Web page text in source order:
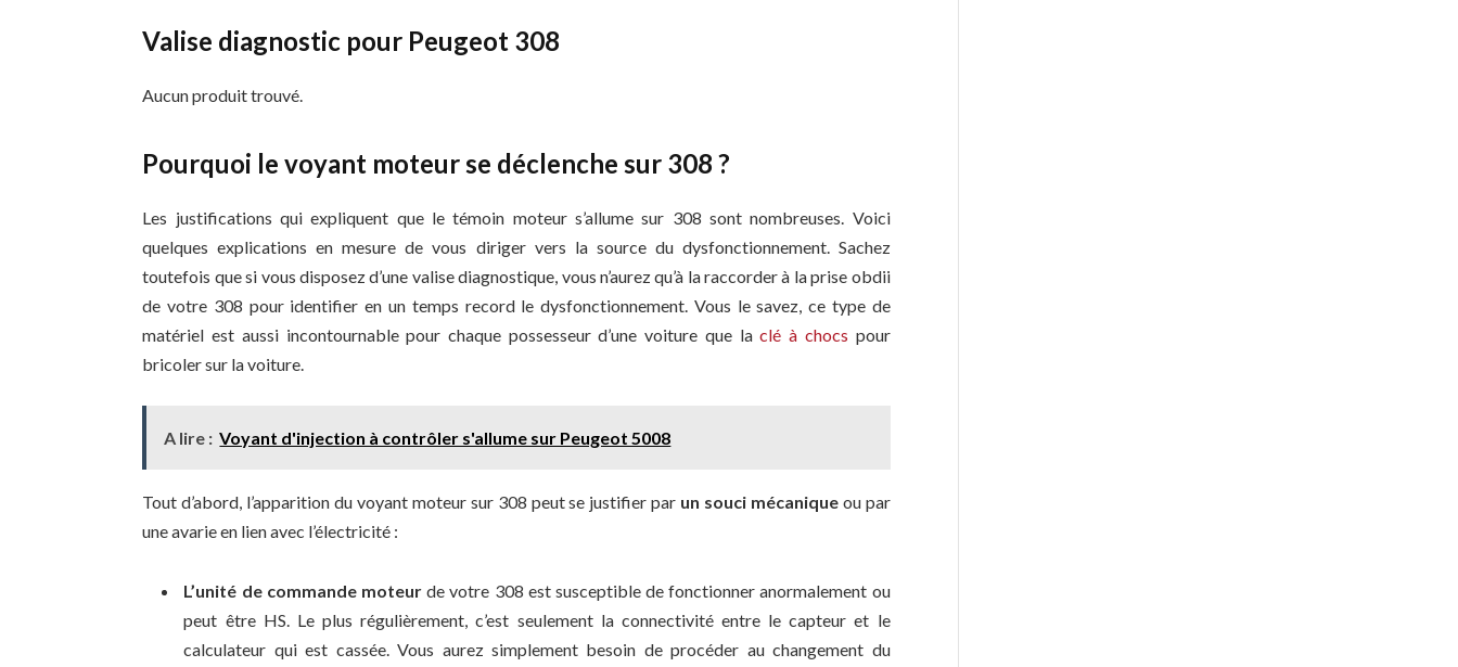
Valise diagnostic pour Peugeot 308
Aucun produit trouvé.
Pourquoi le voyant moteur se déclenche sur 308 ?
Les justifications qui expliquent que le témoin moteur s’allume sur 308 sont nombreuses. Voici
quelques explications en mesure de vous diriger vers la source du dysfonctionnement. Sachez
toutefois que si vous disposez d’une valise diagnostique, vous n’aurez qu’à la raccorder à la prise obdii
de votre 308 pour identifier en un temps record le dysfonctionnement. Vous le savez, ce type de
matériel est aussi incontournable pour chaque possesseur d’une voiture que laclé à chocs pour
bricoler sur la voiture.
A lire : Voyant d'injection à contrôler s'allume sur Peugeot 5008
Tout d’abord, l’apparition du voyant moteur sur 308 peut se justifier par un souci mécaniqueou par
une avarie en lien avec l’électricité :
L’unité de commande moteurde votre 308 est susceptible de fonctionner anormalement ou
peut être HS. Le plus régulièrement, c’est seulement la connectivité entre le capteur et le
calculateur qui est cassée. Vous aurez simplement besoin de procéder au changement du